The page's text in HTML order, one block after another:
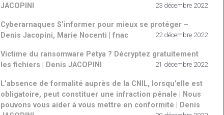
JACOPINI
23 décembre 2022
Cyberarnaques S’informer pour mieux se protéger –
Denis Jacopini, Marie Nocenti | fnac
22 décembre 2022
Victime du ransomware Petya ? Décryptez gratuitement
les fichiers | Denis JACOPINI
21 décembre 2022
L’absence de formalité auprès de la CNIL, lorsqu’elle est
obligatoire, peut constituer une infraction pénale | Nous
pouvons vous aider à vous mettre en conformité | Denis